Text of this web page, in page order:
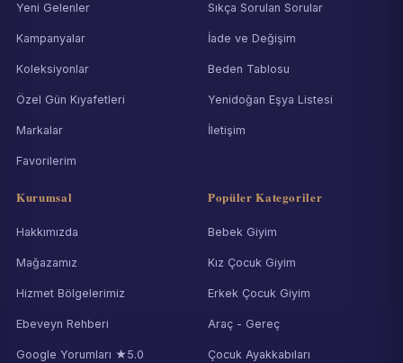
Yeni Gelenler
Kampanyalar
Koleksiyonlar
Özel Gün Kıyafetleri
Markalar
Favorilerim
Sıkça Sorulan Sorular
İade ve Değişim
Beden Tablosu
Yenidoğan Eşya Listesi
İletişim
Kurumsal
Hakkımızda
Mağazamız
Hizmet Bölgelerimiz
Ebeveyn Rehberi
Google Yorumları ★5.0
Popüler Kategoriler
Bebek Giyim
Kız Çocuk Giyim
Erkek Çocuk Giyim
Araç - Gereç
Çocuk Ayakkabıları